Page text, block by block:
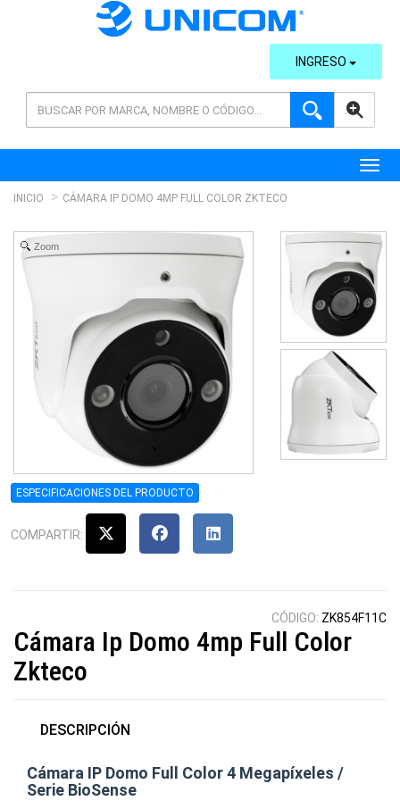
AVANZADA
INGRESO
INICIO CÁMARA IP DOMO 4MP FULL COLOR ZKTECO
Zoom
ESPECIFICACIONES DEL PRODUCTO
COMPARTIR:
CÓDIGO: ZK854F11C
Cámara Ip Domo 4mp Full Color
Zkteco
DESCRIPCIÓN
Cámara IP Domo Full Color 4 Megapíxeles /
Serie BioSense